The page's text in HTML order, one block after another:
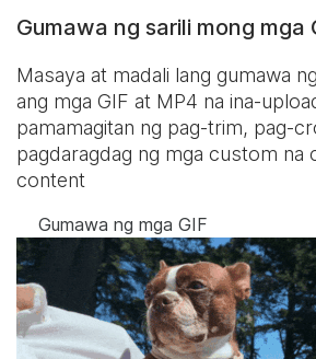
Gumawa ng sarili mong mga
Masaya at madali lang gumawa
ang mga GIF at MP4 na ina-
pamamagitan ng pag-trim, pag-
pagdaragdag ng mga custom na
content
Gumawa ng mga GIF